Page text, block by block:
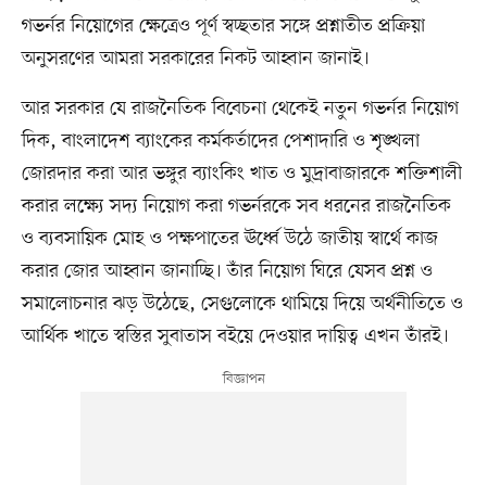
গভর্নর নিয়োগের ক্ষেত্রেও পূর্ণ স্বচ্ছতার সঙ্গে প্রশ্নাতীত প্রক্রিয়া
অনুসরণের আমরা সরকারের নিকট আহ্বান জানাই।
আর সরকার যে রাজনৈতিক বিবেচনা থেকেই নতুন গভর্নর নিয়োগ
দিক, বাংলাদেশ ব্যাংকের কর্মকর্তাদের পেশাদারি ও শৃঙ্খলা
জোরদার করা আর ভঙ্গুর ব্যাংকিং খাত ও মুদ্রাবাজারকে শক্তিশালী
করার লক্ষ্যে সদ্য নিয়োগ করা গভর্নরকে সব ধরনের রাজনৈতিক
ও ব্যবসায়িক মোহ ও পক্ষপাতের ঊর্ধ্বে উঠে জাতীয় স্বার্থে কাজ
করার জোর আহ্বান জানাচ্ছি। তাঁর নিয়োগ ঘিরে যেসব প্রশ্ন ও
সমালোচনার ঝড় উঠেছে, সেগুলোকে থামিয়ে দিয়ে অর্থনীতিতে ও
আর্থিক খাতে স্বস্তির সুবাতাস বইয়ে দেওয়ার দায়িত্ব এখন তাঁরই।